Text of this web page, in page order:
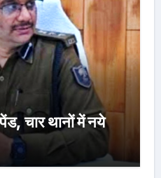
चार थानों में नये